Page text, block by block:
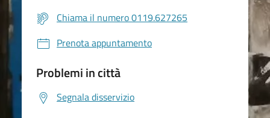
Chiama il numero 0119.627265
Prenota appuntamento
Problemi in città
Segnala disservizio